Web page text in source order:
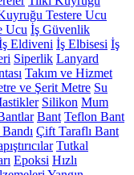
Testere Ucu
Ucu İş Güvenlik
Eldiveni İş Elbisesi İş
Siperlik Lanyard
Takım ve Hizmet
ve Şerit Metre Su
Silikon Mum
Bant Teflon Bant
Çift Taraflı Bant
Tutkal
Epoksi Hızlı